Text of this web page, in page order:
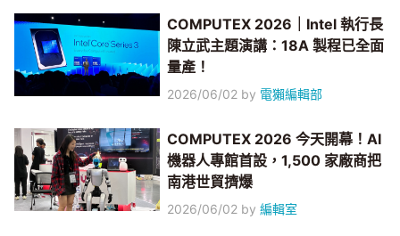
COMPUTEX 2026｜Intel 執行長
陳立武主題演講：18A 製程已全面
量產！
2026/06/02 by 電獺編輯部
COMPUTEX 2026 今天開幕！AI
機器人專館首設，1,500 家廠商把
南港世貿擠爆
2026/06/02 by編輯室